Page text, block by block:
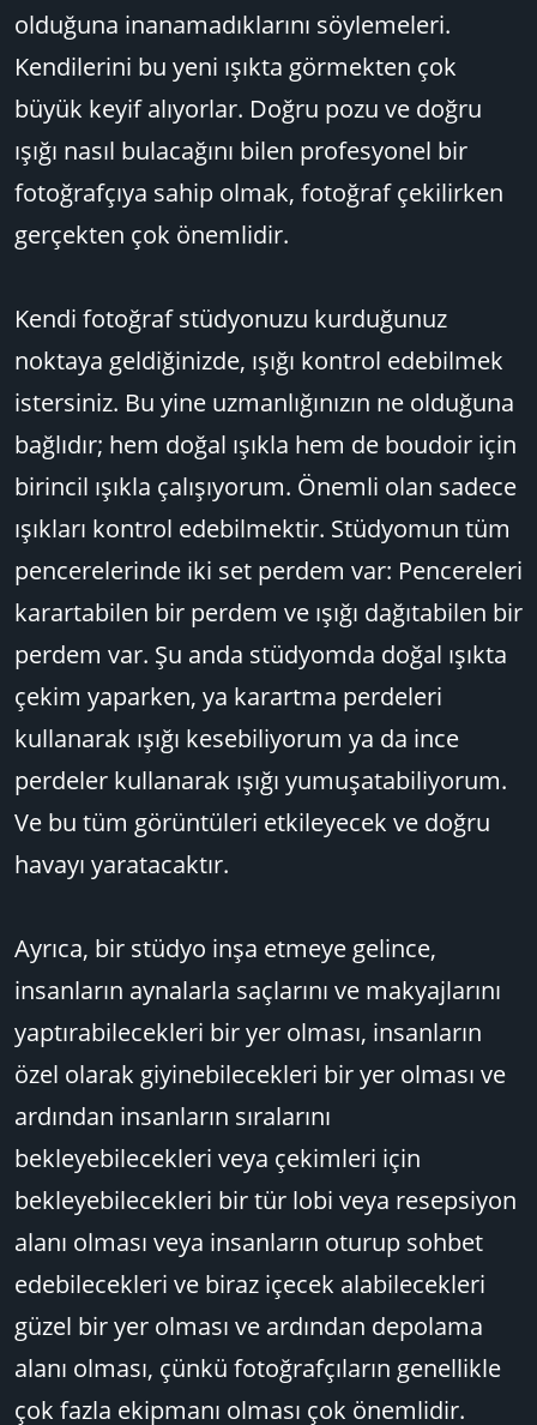
olduğuna inanamadıklarını söylemeleri.
Kendilerini bu yeni ışıkta görmekten çok
büyük keyif alıyorlar. Doğru pozu ve doğru
ışığı nasıl bulacağını bilen profesyonel bir
fotoğrafçıya sahip olmak, fotoğraf çekilirken
gerçekten çok önemlidir.
Kendi fotoğraf stüdyonuzu kurduğunuz
noktaya geldiğinizde, ışığı kontrol edebilmek
istersiniz. Bu yine uzmanlığınızın ne olduğuna
bağlıdır; hem doğal ışıkla hem de boudoir için
birincil ışıkla çalışıyorum. Önemli olan sadece
ışıkları kontrol edebilmektir. Stüdyomun tüm
pencerelerinde iki set perdem var: Pencereleri
karartabilen bir perdem ve ışığı dağıtabilen bir
perdem var. Şu anda stüdyomda doğal ışıkta
çekim yaparken, ya karartma perdeleri
kullanarak ışığı kesebiliyorum ya da ince
perdeler kullanarak ışığı yumuşatabiliyorum.
Ve bu tüm görüntüleri etkileyecek ve doğru
havayı yaratacaktır.
Ayrıca, bir stüdyo inşa etmeye gelince,
insanların aynalarla saçlarını ve makyajlarını
yaptırabilecekleri bir yer olması, insanların
özel olarak giyinebilecekleri bir yer olması ve
ardından insanların sıralarını
bekleyebilecekleri veya çekimleri için
bekleyebilecekleri bir tür lobi veya resepsiyon
alanı olması veya insanların oturup sohbet
edebilecekleri ve biraz içecek alabilecekleri
güzel bir yer olması ve ardından depolama
alanı olması, çünkü fotoğrafçıların genellikle
çok fazla ekipmanı olması çok önemlidir.